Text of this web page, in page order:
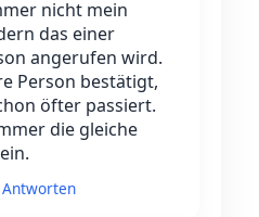
nicht mein
das einer
angerufen wird.
Person bestätigt,
öfter passiert.
die gleiche
Antworten